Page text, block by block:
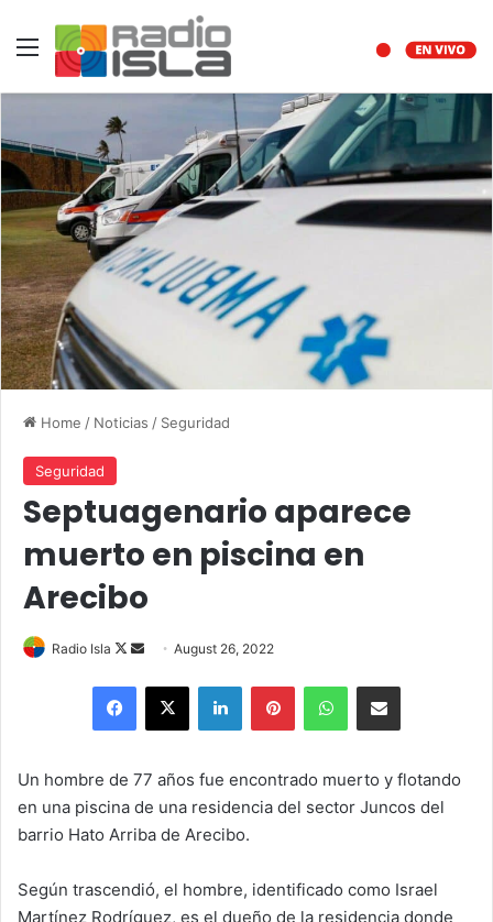
Menu
Home / Noticias / Seguridad
Seguridad
Septuagenario aparece
muerto en piscina en
Arecibo
Radio Isla
Follow
Send
email
August 26, 2022
Facebook
X LinkedInPinterestWhatsAppShare via Email
Un hombre de 77 años fue encontrado muerto y flotando
en una piscina de una residencia del sector Juncos del
barrio Hato Arriba de Arecibo.
Según trascendió, el hombre, identificado como Israel
Martínez Rodríguez, es el dueño de la residencia donde